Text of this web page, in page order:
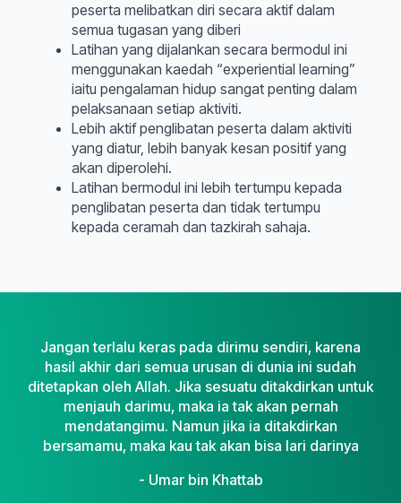
peserta melibatkan diri secara aktif dalam
semua tugasan yang diberi
Latihan yang dijalankan secara bermodul ini
menggunakan kaedah “experiential learning”
iaitu pengalaman hidup sangat penting dalam
pelaksanaan setiap aktiviti.
Lebih aktif penglibatan peserta dalam aktiviti
yang diatur, lebih banyak kesan positif yang
akan diperolehi.
Latihan bermodul ini lebih tertumpu kepada
penglibatan peserta dan tidak tertumpu
kepada ceramah dan tazkirah sahaja.
Jangan terlalu keras pada dirimu sendiri, karena
hasil akhir dari semua urusan di dunia ini sudah
ditetapkan oleh Allah. Jika sesuatu ditakdirkan untuk
menjauh darimu, maka ia tak akan pernah
mendatangimu. Namun jika ia ditakdirkan
bersamamu, maka kau tak akan bisa lari darinya
- Umar bin Khattab